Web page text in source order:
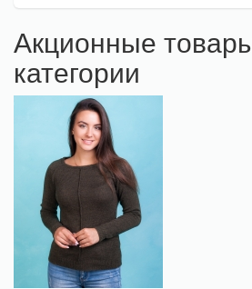
Акционные
категории